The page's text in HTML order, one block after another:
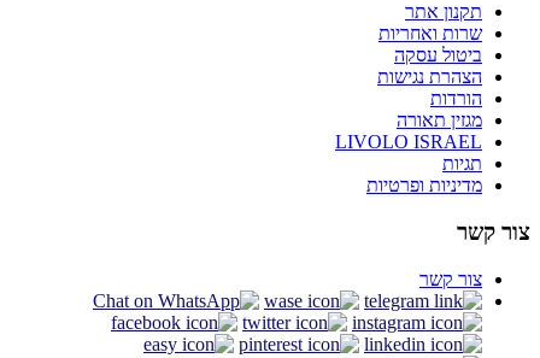
תקנון אתר
שרות ואחריות
ביטול עסקה
הצהרת נגישות
הורדות
מגזין תאורה
LIVOLO ISRAEL
תגיות
מדיניות ופרטיות
צור קשר
צור קשר